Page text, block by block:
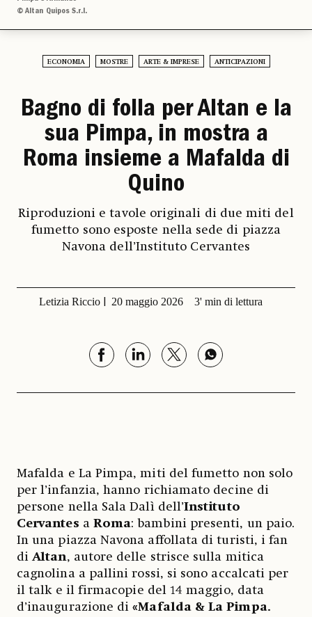
© Altan Quipos S.r.l.
ECONOMIA MOSTRE ARTE & IMPRESE ANTICIPAZIONI
Bagno di folla per Altan e la
sua Pimpa, in mostra a
Roma insieme a Mafalda di
Quino
Riproduzioni e tavole originali di due miti del
fumetto sono esposte nella sede di piazza
Navona dell’Instituto Cervantes
Letizia Riccio 20 maggio 2026 3' min di lettura
Mafalda e La Pimpa, miti del fumetto non solo
per l’infanzia, hanno richiamato decine di
persone nella Sala Dalì dell’Instituto
Cervantes a Roma: bambini presenti, un paio.
In una piazza Navona affollata di turisti, i fan
diAltan, autore delle strisce sulla mitica
cagnolina a pallini rossi, si sono accalcati per
il talk e il firmacopie del 14 maggio, data
d’inaugurazione di«Mafalda & La Pimpa.